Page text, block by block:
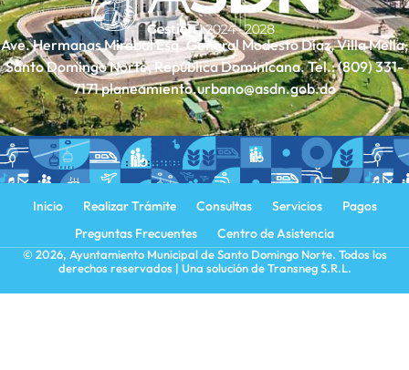
Ave. Hermanas Mirabal Esq. General Modesto Díaz, Villa Mella,
Santo Domingo Norte, República Dominicana. Tel.:(809) 331-
7171planeamiento.urbano@asdn.gob.do
Inicio Realizar Trámite Consultas Servicios
Pagos
Preguntas Frecuentes
Centro de Asistencia
© 2026, Ayuntamiento Municipal de Santo Domingo Norte. Todos los
derechos reservados | Una solución deTransneg S.R.L.